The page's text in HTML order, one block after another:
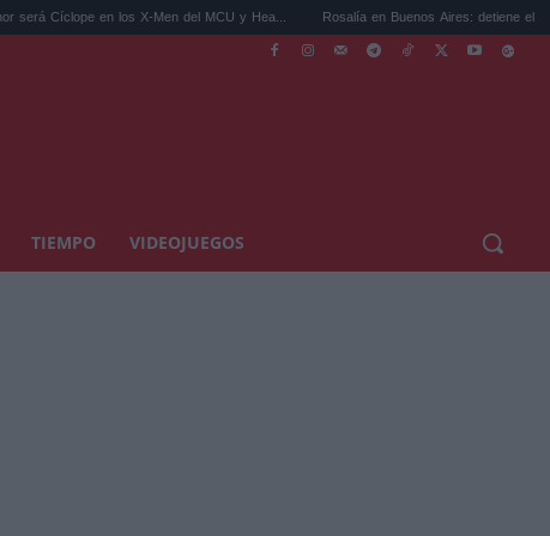
en los X-Men del MCU y Hea... Rosalía en Buenos Aires: detiene el tráfico y se s...
TIEMPO VIDEOJUEGOS